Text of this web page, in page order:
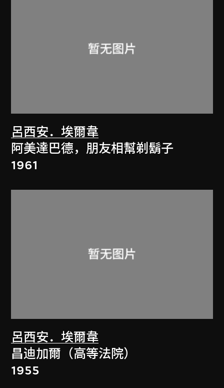
呂西安．埃爾韋
阿美達巴德，朋友相幫剃鬍子
1961
呂西安．埃爾韋
昌迪加爾（高等法院）
1955